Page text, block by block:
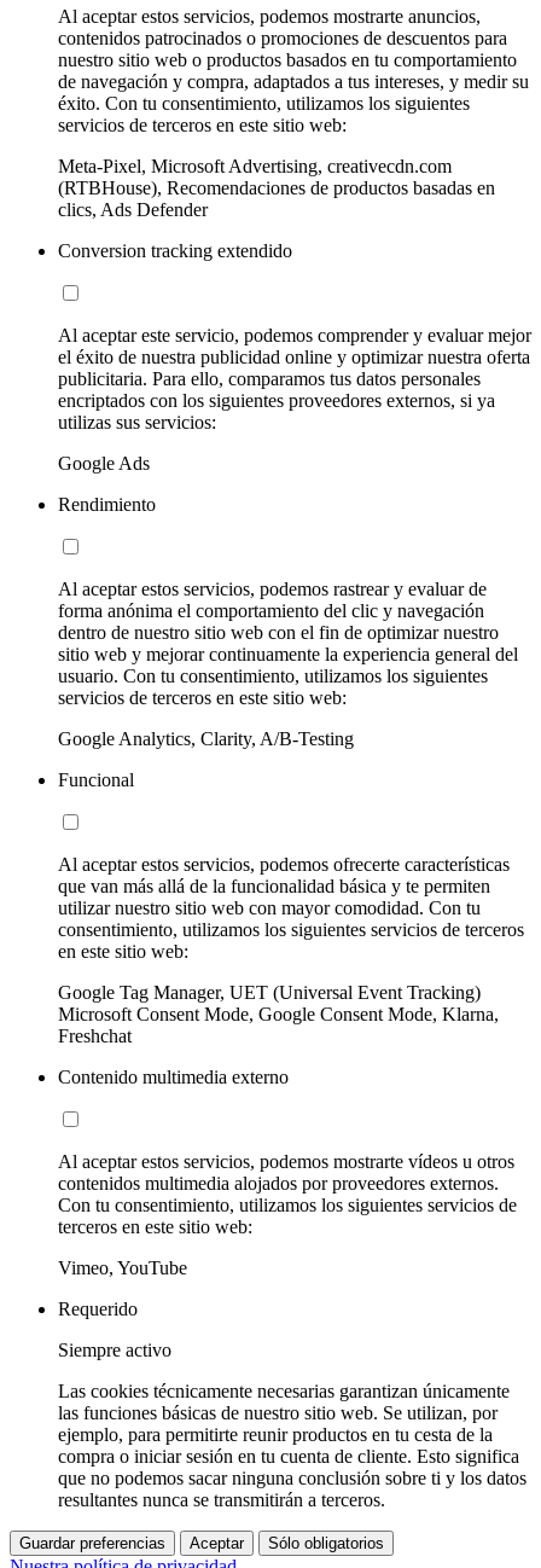
Al aceptar estos servicios, podemos mostrarte anuncios,
contenidos patrocinados o promociones de descuentos para
nuestro sitio web o productos basados en tu comportamiento
de navegación y compra, adaptados a tus intereses, y medir su
éxito. Con tu consentimiento, utilizamos los siguientes
servicios de terceros en este sitio web:
Meta-Pixel, Microsoft Advertising, creativecdn.com
(RTBHouse), Recomendaciones de productos basadas en
clics, Ads Defender
Conversion tracking extendido
Al aceptar este servicio, podemos comprender y evaluar mejor
el éxito de nuestra publicidad online y optimizar nuestra oferta
publicitaria. Para ello, comparamos tus datos personales
encriptados con los siguientes proveedores externos, si ya
utilizas sus servicios:
Google Ads
Rendimiento
Al aceptar estos servicios, podemos rastrear y evaluar de
forma anónima el comportamiento del clic y navegación
dentro de nuestro sitio web con el fin de optimizar nuestro
sitio web y mejorar continuamente la experiencia general del
usuario. Con tu consentimiento, utilizamos los siguientes
servicios de terceros en este sitio web:
Google Analytics, Clarity, A/B-Testing
Funcional
Al aceptar estos servicios, podemos ofrecerte características
que van más allá de la funcionalidad básica y te permiten
utilizar nuestro sitio web con mayor comodidad. Con tu
consentimiento, utilizamos los siguientes servicios de terceros
en este sitio web:
Google Tag Manager, UET (Universal Event Tracking)
Microsoft Consent Mode, Google Consent Mode, Klarna,
Freshchat
Contenido multimedia externo
Al aceptar estos servicios, podemos mostrarte vídeos u otros
contenidos multimedia alojados por proveedores externos.
Con tu consentimiento, utilizamos los siguientes servicios de
terceros en este sitio web:
Vimeo, YouTube
Requerido
Siempre activo
Las cookies técnicamente necesarias garantizan únicamente
las funciones básicas de nuestro sitio web. Se utilizan, por
ejemplo, para permitirte reunir productos en tu cesta de la
compra o iniciar sesión en tu cuenta de cliente. Esto significa
que no podemos sacar ninguna conclusión sobre ti y los datos
resultantes nunca se transmitirán a terceros.
Guardar preferencias Aceptar Sólo obligatorios